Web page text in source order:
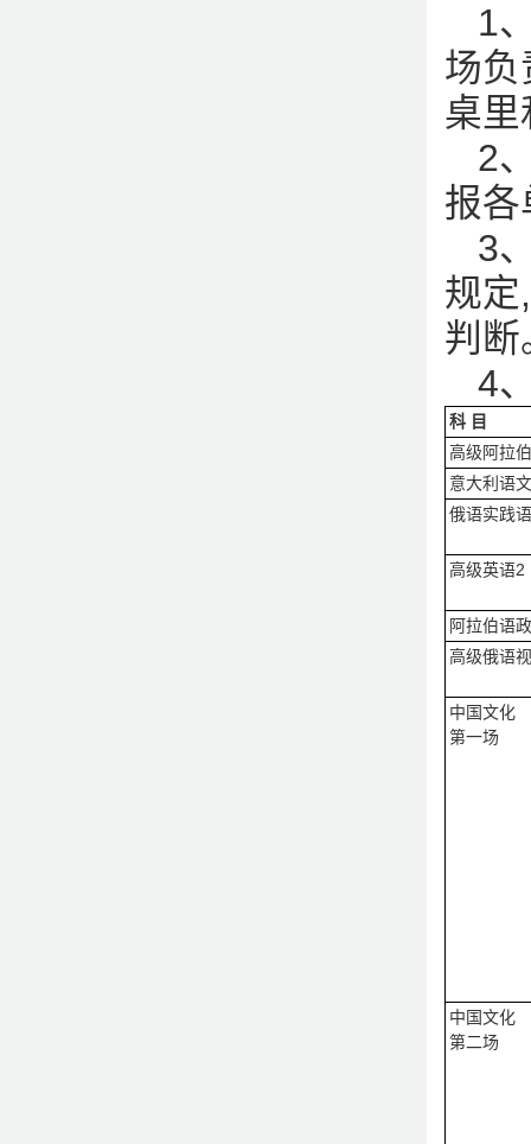
1
场负
桌里
2
报各
3
规定
判断
4
科 目
高级阿拉
意大利语
俄语实践
高级英语2
阿拉伯语
高级俄语
中国文化
第一场
中国文化
第二场